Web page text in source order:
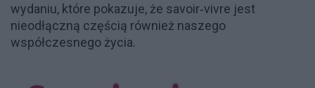
wydaniu, które pokazuje, że savoir‑vivre jest
nieodłączną częścią również naszego
współczesnego życia.